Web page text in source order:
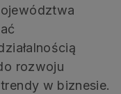
rozwoju
w biznesie.